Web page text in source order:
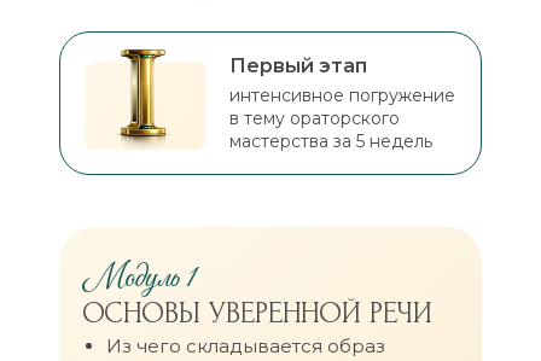
интенсивное погружение
в тему ораторского
мастерства за 5 недель
Первый этап
Модуль 1
ОСНОВЫ УВЕРЕННОЙ РЕЧИ
Из чего складывается образ